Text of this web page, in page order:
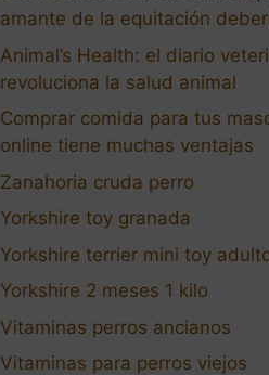
amante de la equitación
Animal’s Health: el diario
revoluciona la salud animal
Comprar comida para tus
online tiene muchas ventajas
Zanahoria cruda perro
Yorkshire toy granada
Yorkshire terrier mini toy
Yorkshire 2 meses 1 kilo
Vitaminas perros ancianos
Vitaminas para perros viejos